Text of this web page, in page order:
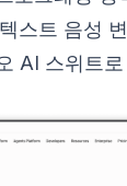
스트 음성
AI 스위트